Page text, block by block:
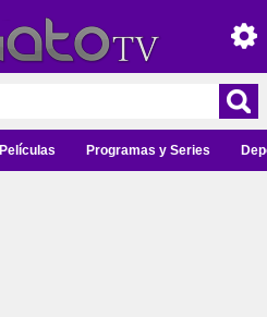
Películas Programas y Series